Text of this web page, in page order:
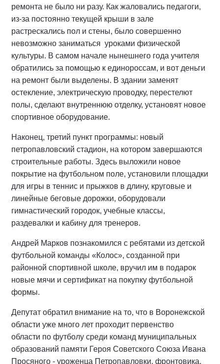
ремонта не было ни разу. Как жаловались педагоги,
из-за постоянно текущей крыши в зале
растрескались пол и стены, было совершенно
невозможно заниматься уроками физической
культуры. В самом начале нынешнего года учителя
обратились за помощью к единороссам, и вот деньги
на ремонт были выделены. В здании заменят
остекление, электрическую проводку, перестелют
полы, сделают внутреннюю отделку, установят новое
спортивное оборудование.
Наконец, третий пункт программы: новый
петропавловский стадион, на котором завершаются
строительные работы. Здесь выложили новое
покрытие на футбольном поле, установили площадки
для игры в теннис и прыжков в длину, круговые и
линейные беговые дорожки, оборудовали
гимнастический городок, учебные классы,
раздевалки и кабину для тренеров.
Андрей Марков познакомился с ребятами из детской
футбольной команды «Колос», созданной при
районной спортивной школе, вручил им в подарок
новые мячи и сертификат на покупку футбольной
формы.
Депутат обратил внимание на то, что в Воронежской
области уже много лет проходит первенство
области по футболу среди команд муниципальных
образований памяти Героя Советского Союза Ивана
Просяного - уроженца Петропавловки, фронтовика,